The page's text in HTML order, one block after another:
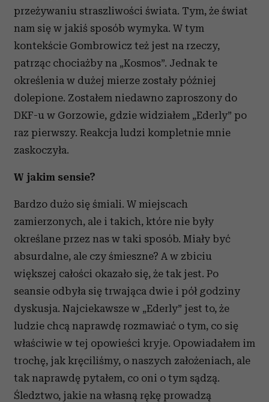
przeżywaniu straszliwości świata. Tym, że świat
nam się w jakiś sposób wymyka. W tym
kontekście Gombrowicz też jest na rzeczy,
patrząc chociażby na „Kosmos”. Jednak te
określenia w dużej mierze zostały później
dolepione. Zostałem niedawno zaproszony do
DKF-u w Gorzowie, gdzie widziałem „Ederly” po
raz pierwszy. Reakcja ludzi kompletnie mnie
zaskoczyła.
W jakim sensie?
Bardzo dużo się śmiali. W miejscach
zamierzonych, ale i takich, które nie były
określane przez nas w taki sposób. Miały być
absurdalne, ale czy śmieszne? A w zbiciu
większej całości okazało się, że tak jest. Po
seansie odbyła się trwająca dwie i pół godziny
dyskusja. Najciekawsze w „Ederly” jest to, że
ludzie chcą naprawdę rozmawiać o tym, co się
właściwie w tej opowieści kryje. Opowiadałem im
trochę, jak kręciliśmy, o naszych założeniach, ale
tak naprawdę pytałem, co oni o tym sądzą.
Śledztwo, jakie na własną rękę prowadzą